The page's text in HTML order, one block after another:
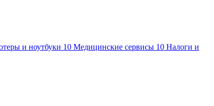
и ноутбуки 10 Медицинские сервисы 10 Налоги и